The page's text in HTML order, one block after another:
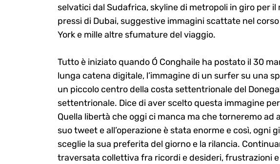
selvatici dal Sudafrica, skyline di metropoli in giro per
pressi di Dubai, suggestive immagini scattate nel
York e mille altre sfumature del viaggio.
Tutto è iniziato quando Ó Conghaile ha postato il 30
lunga catena digitale, l’immagine di un surfer su una
un piccolo centro della costa settentrionale del
settentrionale. Dice di aver scelto questa immagine
Quella libertà che oggi ci manca ma che torneremo ad
suo tweet e all’operazione è stata enorme e così, ogni
sceglie la sua preferita del giorno e la rilancia.
traversata collettiva fra ricordi e desideri, frustrazioni